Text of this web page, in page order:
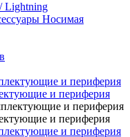
Lightning
Носимая
и периферия
и периферия
и периферия